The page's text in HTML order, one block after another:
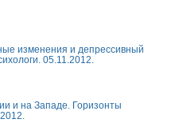
изменения и депрессивный
05.11.2012.
и на Западе. Горизонты